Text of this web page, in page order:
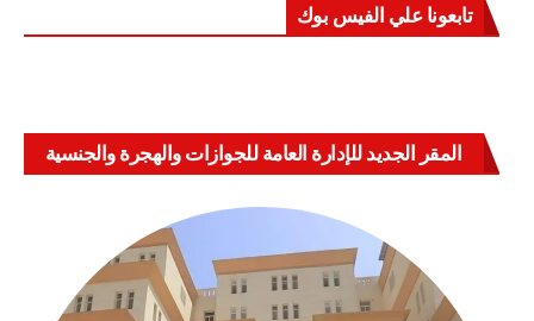
تابعونا علي الفيس بوك
المقر الجديد للإدارة العامة للجوازات والهجرة والجنسية